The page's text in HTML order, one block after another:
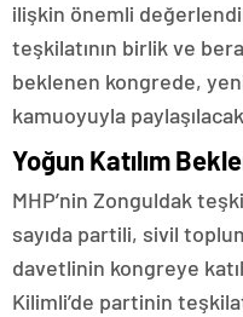
ilişkin önemli
teşkilatının birlik ve
beklenen kongrede,
kamuoyuyla paylaşılacak.
Yoğun Katılım
MHP’nin Zonguldak
sayıda partili, sivil
davetlinin kongreye
Kilimli’de partinin